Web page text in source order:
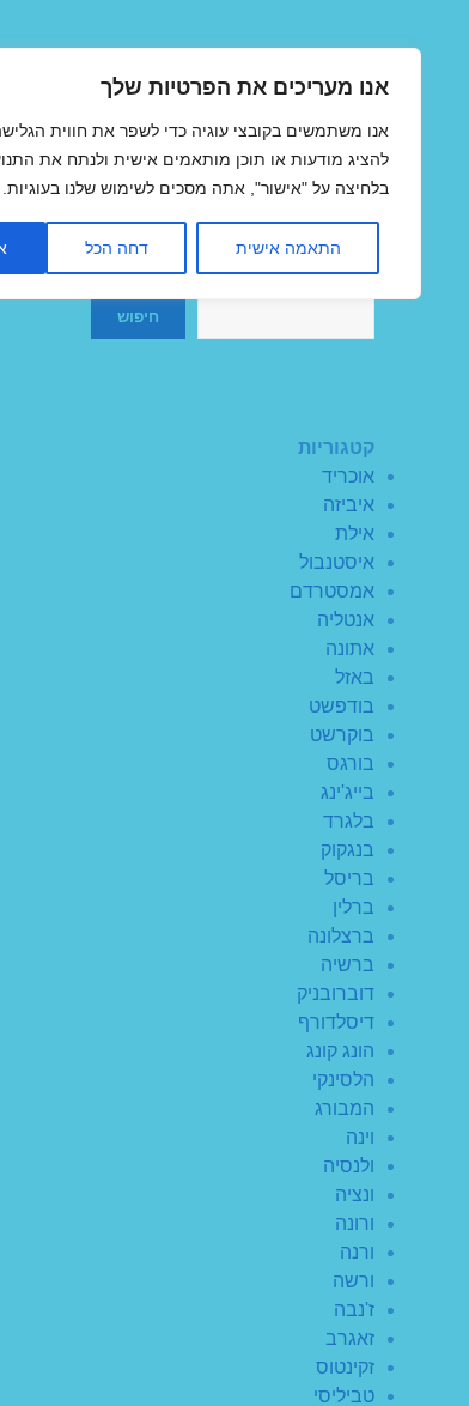
אנו מעריכים את הפרטיות שלך
אנו משתמשים בקובצי עוגיה כדי לשפר את חווית
להציג מודעות או תוכן מותאמים אישית ולנתח את
בלחיצה על "אישור", אתה מסכים לשימוש שלנו בעוגיות.
התאמה אישית דחה הכל
MegaFlights טיסות מוזלות
חיפוש
חיפוש
קטגוריות
אוכריד
איביזה
אילת
איסטנבול
אמסטרדם
אנטליה
אתונה
באזל
בודפשט
בוקרשט
בורגס
בייג'ינג
בלגרד
בנגקוק
בריסל
ברלין
ברצלונה
ברשיה
דוברובניק
דיסלדורף
הונג קונג
הלסינקי
המבורג
וינה
ולנסיה
ונציה
ורונה
ורנה
ורשה
ז'נבה
זאגרב
זקינטוס
טביליסי